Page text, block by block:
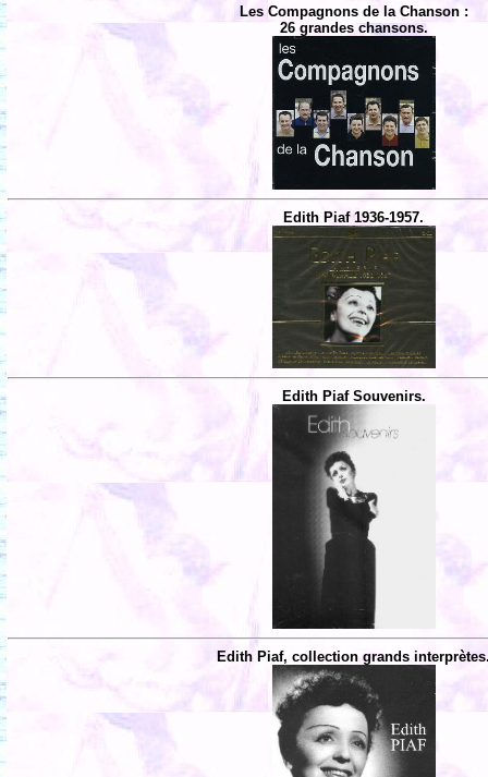
Les Compagnons de la Chanson :
26 grandes chansons.
Edith Piaf 1936-1957.
Edith Piaf Souvenirs.
Edith Piaf, collection grands